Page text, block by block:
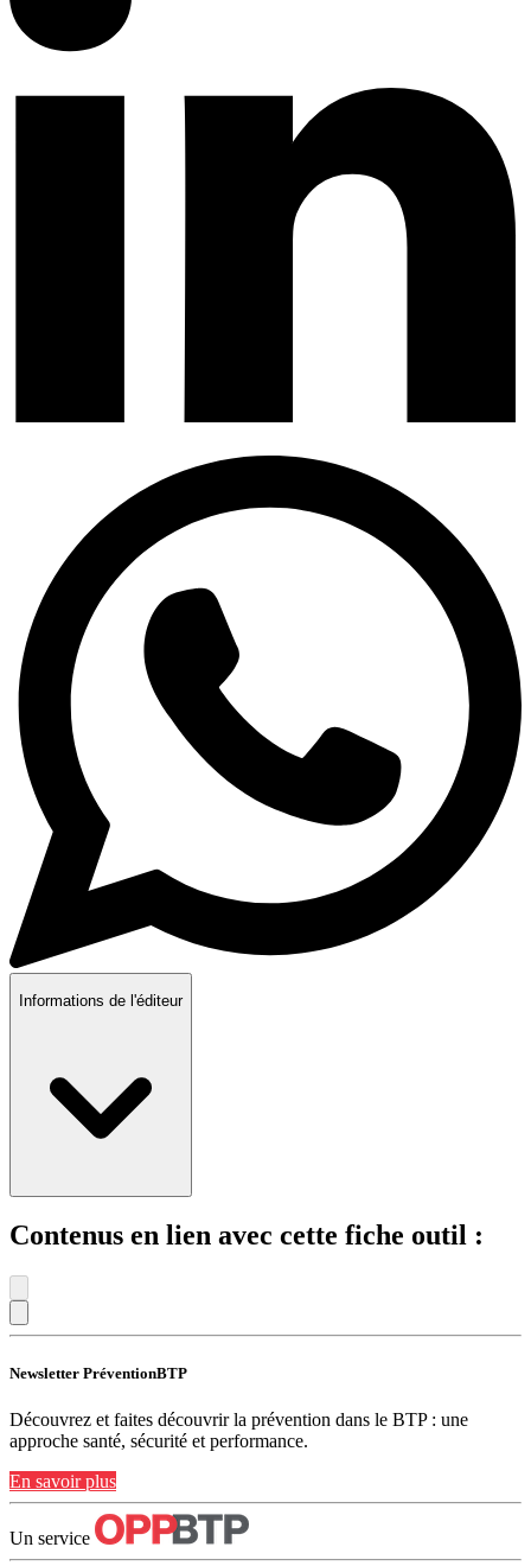
Informations de l'éditeur
Contenus en lien avec cette fiche outil :
Newsletter PréventionBTP
Découvrez et faites découvrir la prévention dans le BTP : une
approche santé, sécurité et performance.
En savoir plus
Un service